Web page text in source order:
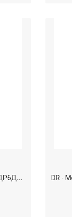
D
R - Межкомнатная дверь БАГЕТ ДР6ДКЛ-22 глухое